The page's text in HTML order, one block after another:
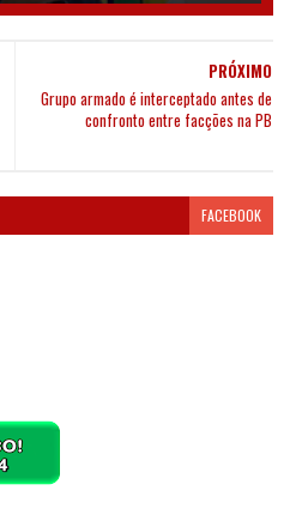
PRÓXIMO
Grupo armado é interceptado antes de
confronto entre facções na PB
FACEBOOK